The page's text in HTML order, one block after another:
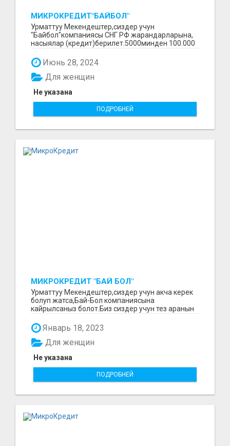
МИКРОКРЕДИТ"БАЙБОЛ"
Урматтуу Мекендештер,сиздер учун
"Байбол"компаниясы СНГ РФ жарандарларына,
насыялар (кредит)берилет.5000минден 100.000
Июнь 28, 2024
Не указана
Для женщин
ПОДРОБНЕЙ
МИКРОКРЕДИТ "БАЙ БОЛ"
Урматтуу Мекендештер,сиздер учун акча керек
болуп жатса,Бай-Бол компаниясына
кайрылсаныз болот.Биз сиздер учун тез аранын
Январь 18, 2023
Не указана
Для женщин
ПОДРОБНЕЙ